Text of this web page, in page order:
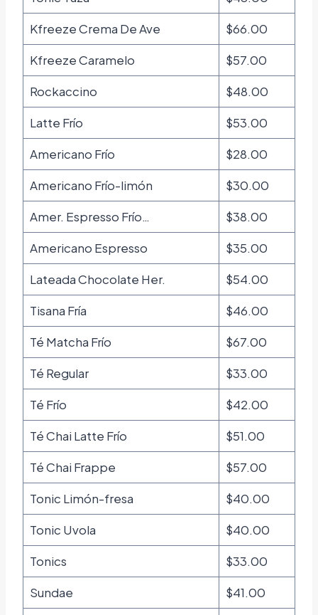
Kfreeze Crema De Ave
$66.00
Kfreeze Caramelo
$57.00
Rockaccino
$48.00
Latte Frío
$53.00
Americano Frío
$28.00
Americano Frío-limón
$30.00
Amer. Espresso Frío…
$38.00
Americano Espresso
$35.00
Lateada Chocolate Her.
$54.00
Tisana Fría
$46.00
Té Matcha Frío
$67.00
Té Regular
$33.00
Té Frío
$42.00
Té Chai Latte Frío
$51.00
Té Chai Frappe
$57.00
Tonic Limón-fresa
$40.00
Tonic Uvola
$40.00
Tonics
$33.00
Sundae
$41.00